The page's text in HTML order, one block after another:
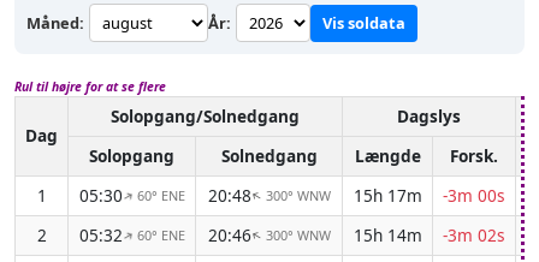
Måned: År: Vis soldata
Rul til højre for at se flere
Dag
Solopgang/Solnedgang Dagslys
Solopgang
Solnedgang Længde
Forsk.
1
05:30↑ 60° ENE 20:48↑ 300° WNW 15h 17m
-3m 00s
2
05:32↑ 60° ENE 20:46↑ 300° WNW 15h 14m
-3m 02s